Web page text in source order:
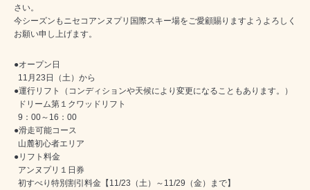
さい。
今シーズンもニセコアンヌプリ国際スキー場をご愛顧賜りますようよろしく
お願い申し上げます。
●オープン日
11月23日（土）から
●運行リフト（コンディションや天候により変更になることもあります。）
ドリーム第１クワッドリフト
9：00～16：00
●滑走可能コース
山麓初心者エリア
●リフト料金
アンヌプリ１日券
初すべり特別割引料金【11/23（土）～11/29（金）まで】